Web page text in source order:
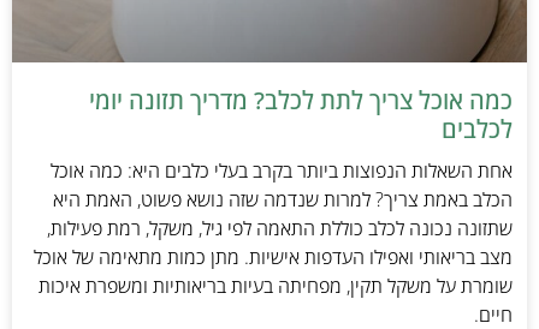
כמה אוכל צריך לתת לכלב? מדריך תזונה יומי
לכלבים
אחת השאלות הנפוצות ביותר בקרב בעלי כלבים היא: כמה אוכל
הכלב באמת צריך? למרות שנדמה שזה נושא פשוט, האמת היא
שתזונה נכונה לכלב כוללת התאמה לפי גיל, משקל, רמת פעילות,
מצב בריאותי ואפילו העדפות אישיות. מתן כמות מתאימה של אוכל
שומרת על משקל תקין, מפחיתה בעיות בריאותיות ומשפרת איכות
חיים.